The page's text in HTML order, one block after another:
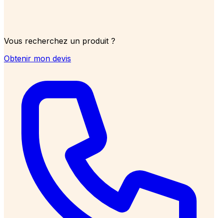
Vous recherchez un produit ?
Obtenir mon devis